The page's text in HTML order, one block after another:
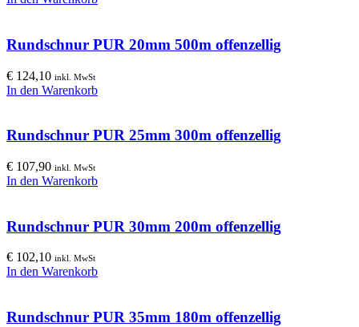
Rundschnur PUR 20mm 500m offenzellig
€ 124,10 inkl. MwSt
In den Warenkorb
Rundschnur PUR 25mm 300m offenzellig
€ 107,90 inkl. MwSt
In den Warenkorb
Rundschnur PUR 30mm 200m offenzellig
€ 102,10 inkl. MwSt
In den Warenkorb
Rundschnur PUR 35mm 180m offenzellig